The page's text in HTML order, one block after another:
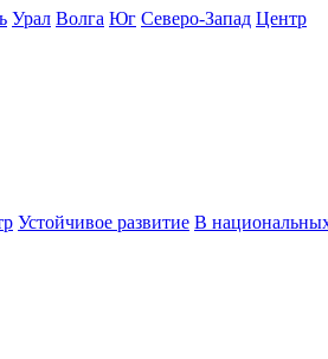
Урал Волга Юг Северо-Запад Центр
Устойчивое развитие В